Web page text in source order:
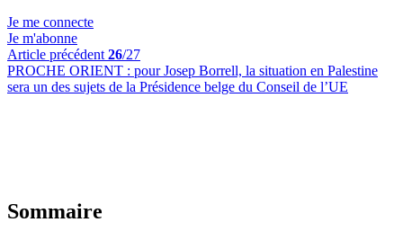
Je me connecte
Je m'abonne
Article précédent 26/27
PROCHE ORIENT : pour Josep Borrell, la situation en Palestine
sera un des sujets de la Présidence belge du Conseil de l’UE
Sommaire